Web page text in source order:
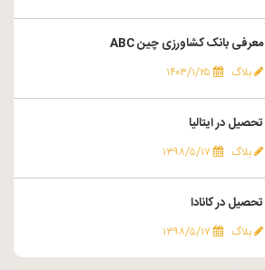
معرفی بانک کشاورزی چین ABC
بلاگ ۱۴۰۳/۱/۲۵
تحصیل در ایتالیا
بلاگ ۱۳۹۸/۵/۱۷
تحصیل در کانادا
بلاگ ۱۳۹۸/۵/۱۷